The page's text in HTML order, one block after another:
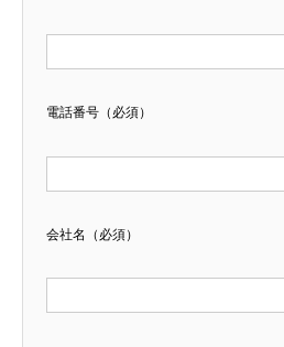
電話番号（必須）
会社名（必須）